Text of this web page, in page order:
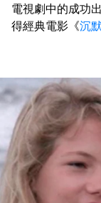
電視劇中的成功
得經典電影《沉